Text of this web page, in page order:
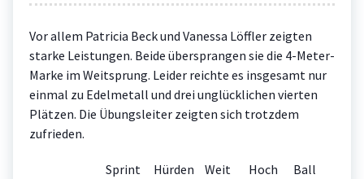
Vor allem Patricia Beck und Vanessa Löffler zeigten
starke Leistungen. Beide übersprangen sie die 4-Meter-
Marke im Weitsprung. Leider reichte es insgesamt nur
einmal zu Edelmetall und drei unglücklichen vierten
Plätzen. Die Übungsleiter zeigten sich trotzdem
zufrieden.
Sprint Hürden Weit Hoch
Ball